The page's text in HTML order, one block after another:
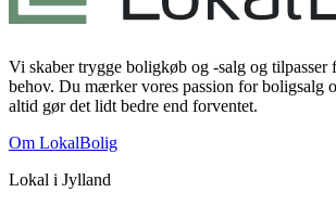
Vi skaber trygge boligkøb og -salg og tilpasser
behov. Du mærker vores passion for boligsalg
altid gør det lidt bedre end forventet.
Om LokalBolig
Lokal i Jylland